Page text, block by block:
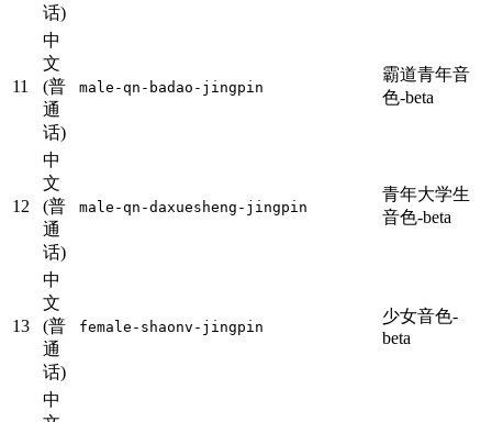
话)
11
中
文
(普
通
话)
male-qn-badao-jingpin
霸道青年音
色-beta
12
中
文
(普
通
话)
male-qn-daxuesheng-jingpin
青年大学生
音色-beta
13
中
文
(普
通
话)
female-shaonv-jingpin
少女音色-
beta
中